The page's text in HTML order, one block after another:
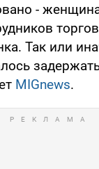
-
Так или
MIGnews.